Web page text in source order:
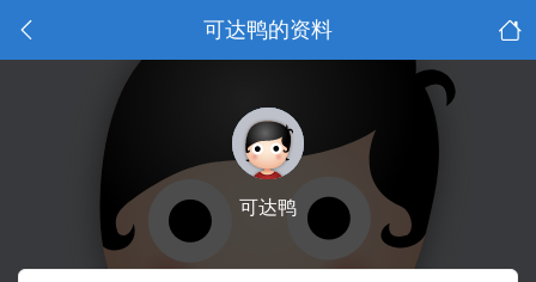
可达鸭的资料
可达鸭